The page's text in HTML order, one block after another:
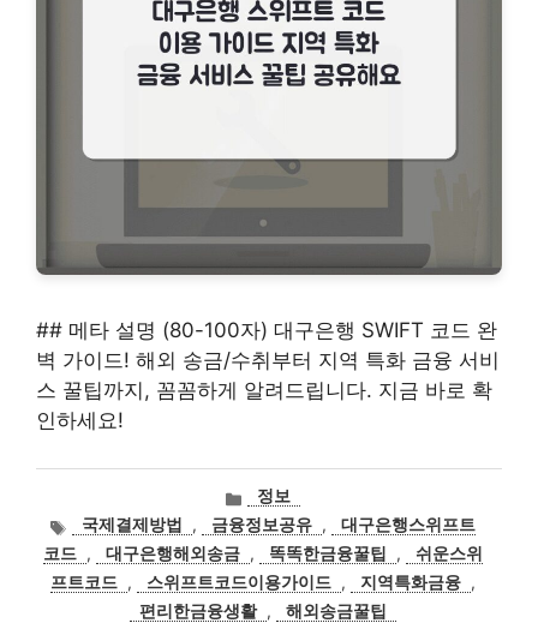
## 메타 설명 (80-100자) 대구은행 SWIFT 코드 완
벽 가이드! 해외 송금/수취부터 지역 특화 금융 서비
스 꿀팁까지, 꼼꼼하게 알려드립니다. 지금 바로 확
인하세요!
카
테
고
리
정보
태
그
국제결제방법 , 금융정보공유 ,
대구은행스위프트
코드 , 대구은행해외송금 , 똑똑한금융꿀팁 ,
쉬운스위
프트코드 , 스위프트코드이용가이드 , 지역특화금융 ,
편리한금융생활 , 해외송금꿀팁